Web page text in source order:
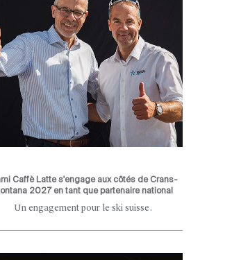
Caffè Latte s'engage aux côtés de Crans-
2027 en tant que partenaire national
Un engagement pour le ski suisse.